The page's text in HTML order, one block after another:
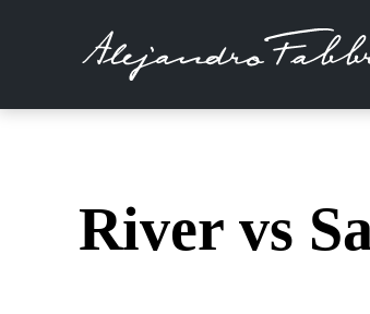
River vs